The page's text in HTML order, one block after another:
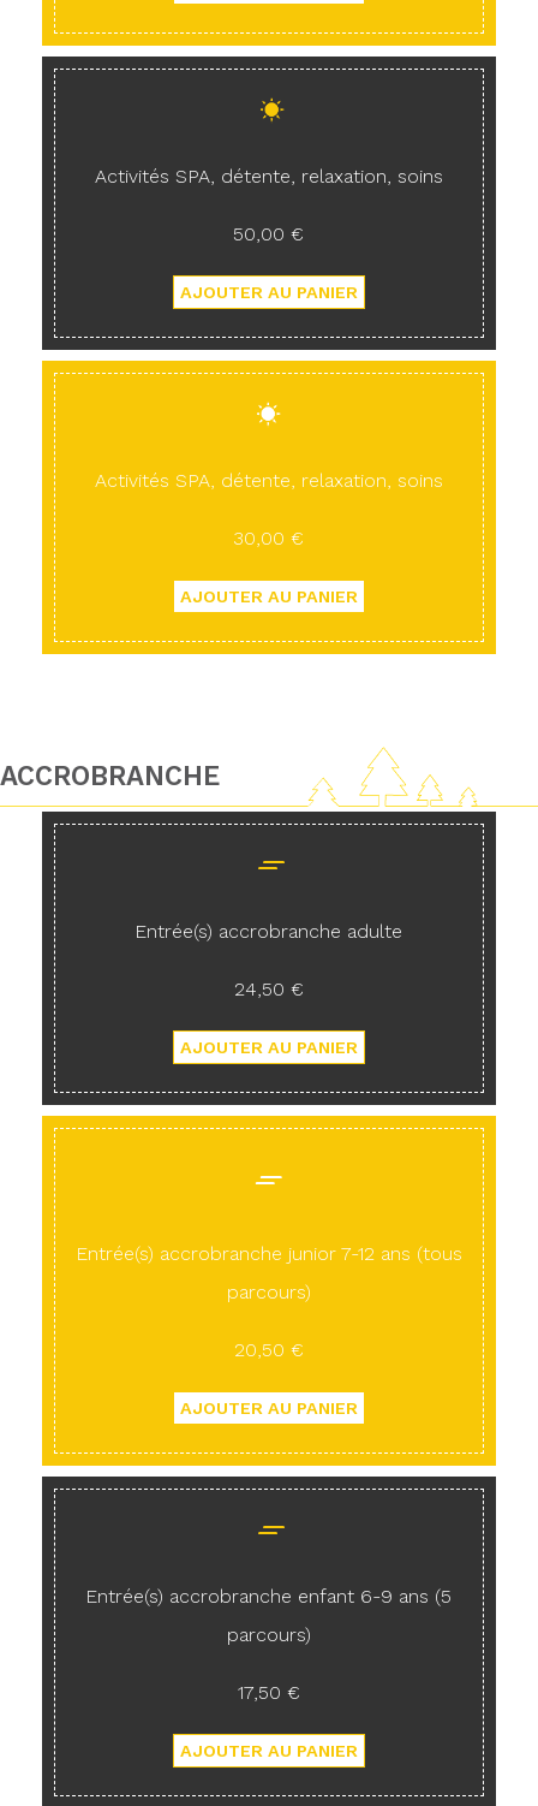
Activités SPA, détente, relaxation, soins
50,00 €
Activités SPA, détente, relaxation, soins
30,00 €
ACCROBRANCHE
Entrée(s) accrobranche adulte
24,50 €
Entrée(s) accrobranche junior 7-12 ans (tous
parcours)
20,50 €
Entrée(s) accrobranche enfant 6-9 ans (5
parcours)
17,50 €